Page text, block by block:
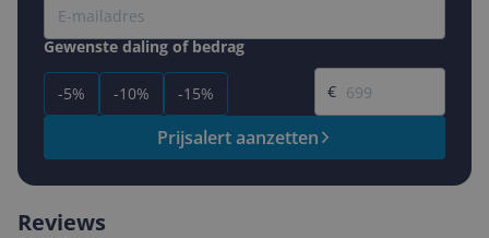
Gewenste daling of bedrag
-5% -10% -15%
Gewenste prijs
€
Prijsalert aanzetten
Reviews